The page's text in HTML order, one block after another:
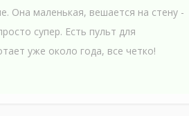
Она маленькая, вешается на стену -
супер. Есть пульт для
уже около года, все четко!